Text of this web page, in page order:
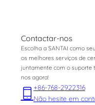
Contactar-nos
Escolha a SANTAI como
os melhores serviços de
juntamente com o suporte
nos agora!
+86-768-2922316
Não hesite em